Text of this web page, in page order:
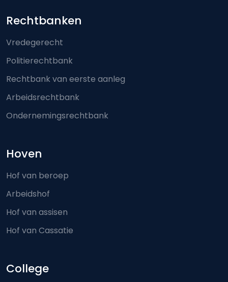
Footer-menu
Rechtbanken
Vredegerecht
Politierechtbank
Rechtbank van eerste aanleg
Arbeidsrechtbank
Ondernemingsrechtbank
Hoven
Hof van beroep
Arbeidshof
Hof van assisen
Hof van Cassatie
College